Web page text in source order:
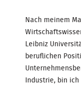
Nach meinem
Leibniz
beruflichen
Industrie, bin ich